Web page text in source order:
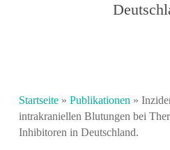
Startseite» Publikationen »
intrakraniellen Blutungen bei
Inhibitoren in Deutschland.